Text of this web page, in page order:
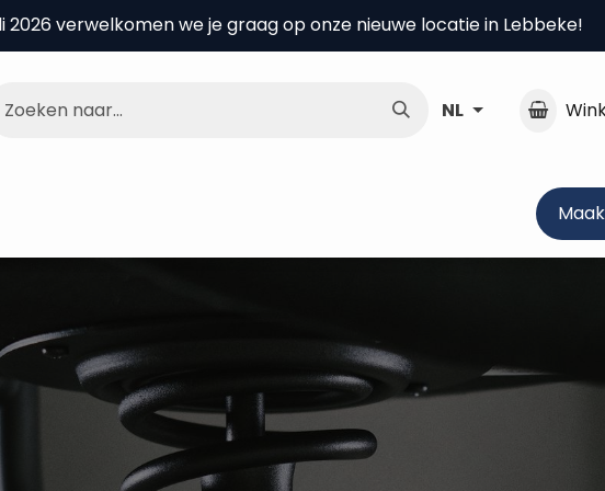
2026 verwelkomen we je graag op onze nieuwe locatie in Lebbeke!
NL